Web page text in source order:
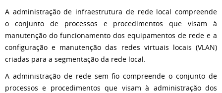
A administração de infraestrutura de rede local compreende
o conjunto de processos e procedimentos que visam à
manutenção do funcionamento dos equipamentos de rede e a
configuração e manutenção das redes virtuais locais (VLAN)
criadas para a segmentação da rede local.
A administração de rede sem fio compreende o conjunto de
processos e procedimentos que visam à administração dos